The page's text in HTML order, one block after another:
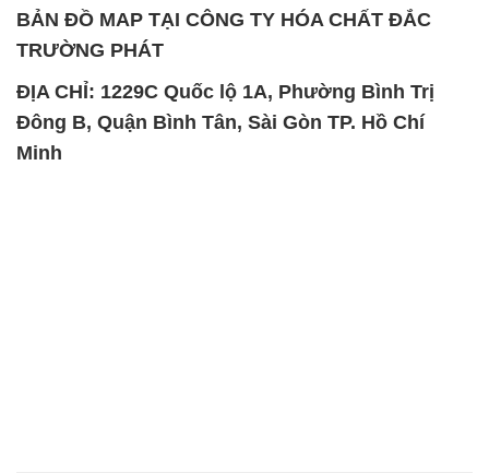
BẢN ĐỒ MAP TẠI CÔNG TY HÓA CHẤT ĐẮC
TRƯỜNG PHÁT
ĐỊA CHỈ: 1229C Quốc lộ 1A, Phường Bình Trị
Đông B, Quận Bình Tân, Sài Gòn TP. Hồ Chí
Minh